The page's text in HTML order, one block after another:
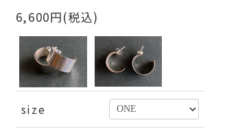
6,600円(税込)
size